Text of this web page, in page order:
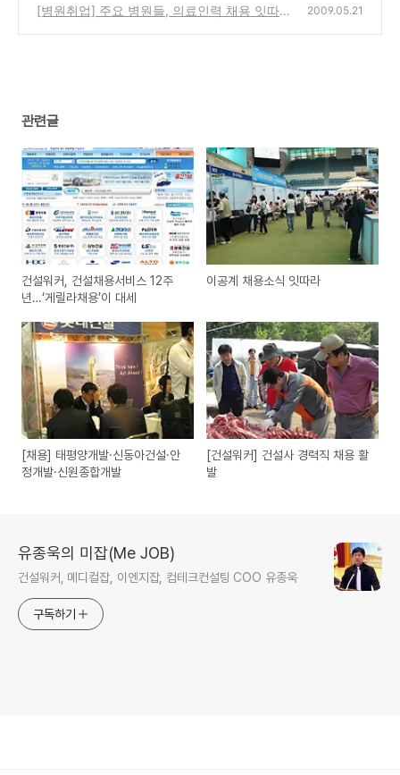
[병원취업] 주요 병원들, 의료인력 채용 잇따라 2009.05.21
관련글
건설워커, 건설채용서비스 12주
년…‘게릴라채용’이 대세
이공계 채용소식 잇따라
[채용] 태평양개발·신동아건설·안
정개발·신원종합개발
[건설워커] 건설사 경력직 채용 활
발
유종욱의 미잡(Me JOB)
건설워커, 메디컬잡, 이엔지잡, 컴테크컨설팅 COO 유종욱
구독하기